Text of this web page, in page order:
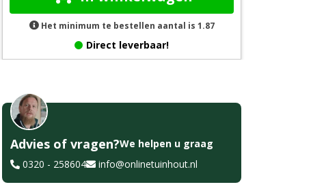
Het minimum te bestellen aantal is 1.87
Direct leverbaar!
Advies of vragen?We helpen u graag
0320 - 258604
info@onlinetuinhout.nl